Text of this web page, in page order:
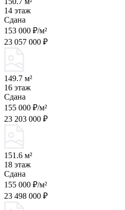
14 этаж
Сдана
153 000 ₽/м²
23 057 000 ₽
149.7 м²
16 этаж
Сдана
155 000 ₽/м²
23 203 000 ₽
151.6 м²
18 этаж
Сдана
155 000 ₽/м²
23 498 000 ₽